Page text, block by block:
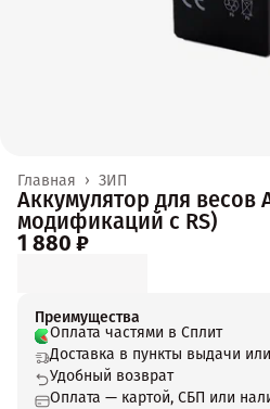
ЗИП
Главная ›
Аккумулятор для весов
модификаций с RS)
1 880 ₽
Преимущества
Оплата частями в Сплит
Доставка в пункты выдачи
Удобный возврат
Оплата — картой, СБП или